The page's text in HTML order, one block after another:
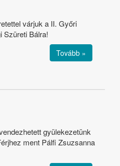
várjuk a II. Győri
Szüreti Bálra!
Tovább »
gyülekezetünk
ment Pálfi Zsuzsanna